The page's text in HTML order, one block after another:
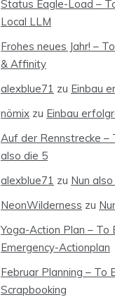
Status Eagle-Load –
Local LLM
Frohes neues Jahr! –
& Affinity
alexblue71 zu Einbau
nömix zu Einbau
Auf der Rennstrecke –
also die 5
alexblue71 zu Nun also
NeonWilderness zu
Yoga-Action Plan – To
Emergency-Actionplan
Februar Planning – To
Scrapbooking